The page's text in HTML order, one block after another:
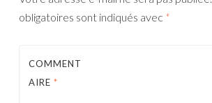
obligatoires sont indiqués avec *
COMMENT
AIRE *